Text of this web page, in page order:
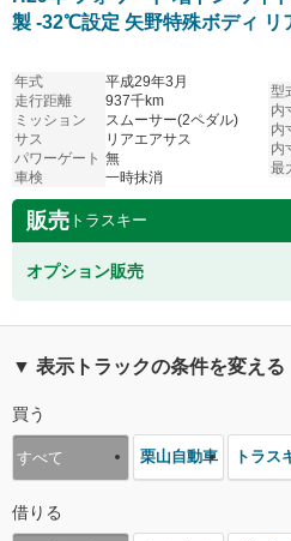
製 -32℃設定 矢野特殊ボディ リ
年式
平成29年3月
走行距離
937千km
ミッション
スムーサー(2ペダル)
サス
リアエアサス
パワーゲート 無
車検
一時抹消
型
内
内
内
最
販売 トラスキー
オプション販売
▼ 表示トラックの条件を変える
買う
すべて 栗山自動車 トラス
借りる